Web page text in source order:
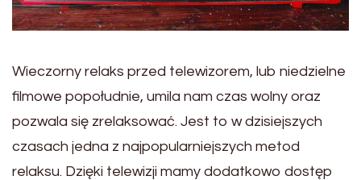
Wieczorny relaks przed telewizorem, lub niedzielne
filmowe popołudnie, umila nam czas wolny oraz
pozwala się zrelaksować. Jest to w dzisiejszych
czasach jedna z najpopularniejszych metod
relaksu. Dzięki telewizji mamy dodatkowo dostęp